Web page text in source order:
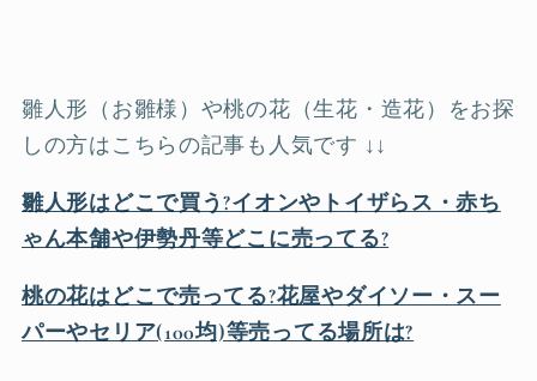
雛人形（お雛様）や桃の花（生花・造花）をお探
しの方はこちらの記事も人気です ↓↓
雛人形はどこで買う?イオンやトイザらス・赤ち
ゃん本舗や伊勢丹等どこに売ってる?
桃の花はどこで売ってる?花屋やダイソー・スー
パーやセリア(100均)等売ってる場所は?